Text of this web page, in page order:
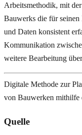
Arbeitsmethodik, mit
Bauwerks die für
und Daten konsistent
Kommunikation
weitere Bearbeitung
Digitale Methode zur
von Bauwerken mithilfe
Quelle